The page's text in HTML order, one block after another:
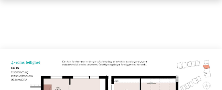
BOLIGPROSJEKTER
OM I-BOLIG